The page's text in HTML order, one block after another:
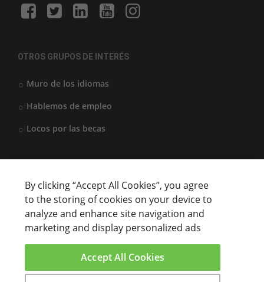
OTROS GRUPOS DE INTERÉS
Muro de los idiomas
Hablemos de empleo
Locos por las becas
Anunciar cursos
USUARIOS
By clicking “Accept All Cookies”, you agree
to the storing of cookies on your device to
analyze and enhance site navigation and
marketing and display personalized ads
Accept All Cookies